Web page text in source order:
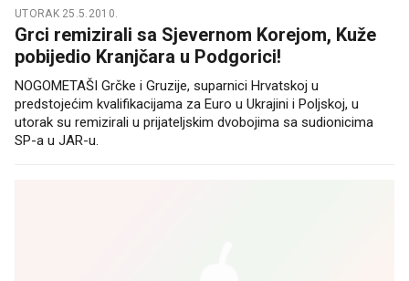
UTORAK 25.5.2010.
Grci remizirali sa Sjevernom Korejom, Kuže
pobijedio Kranjčara u Podgorici!
NOGOMETAŠI Grčke i Gruzije, suparnici Hrvatskoj u
predstojećim kvalifikacijama za Euro u Ukrajini i Poljskoj, u
utorak su remizirali u prijateljskim dvobojima sa sudionicima
SP-a u JAR-u.